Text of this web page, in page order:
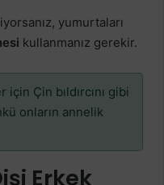
yumurtaları
kullanmanız gerekir.
Çin bıldırcını gibi
onların annelik
Erkek